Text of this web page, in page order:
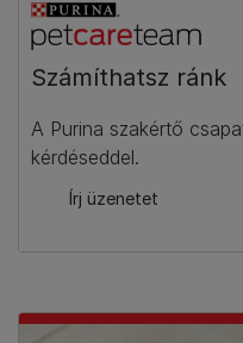
Számíthatsz ránk​
A Purina szakértő
kérdéseddel.
Írj üzenetet